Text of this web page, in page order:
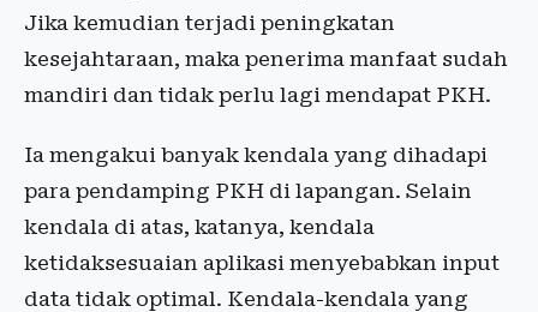
Jika kemudian terjadi peningkatan
kesejahtaraan, maka penerima manfaat sudah
mandiri dan tidak perlu lagi mendapat PKH.
Ia mengakui banyak kendala yang dihadapi
para pendamping PKH di lapangan. Selain
kendala di atas, katanya, kendala
ketidaksesuaian aplikasi menyebabkan input
data tidak optimal. Kendala-kendala yang